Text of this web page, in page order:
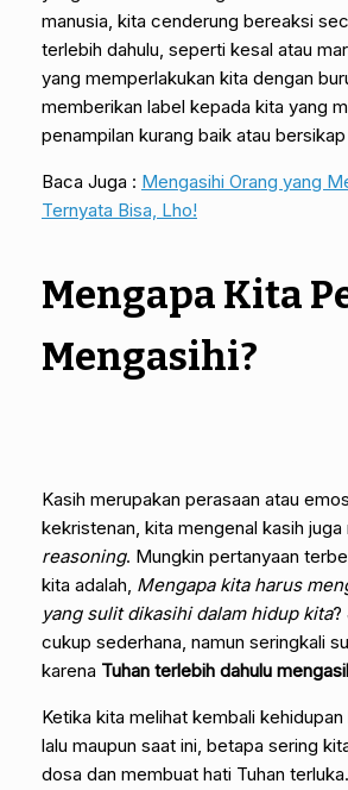
manusia, kita cenderung bereaksi
terlebih dahulu, seperti kesal atau
yang memperlakukan kita dengan
memberikan label kepada kita yang
penampilan kurang baik atau
Baca Juga : Mengasihi Orang yang
Ternyata Bisa, Lho!
Mengapa Kita
Mengasihi?
Kasih merupakan perasaan atau
kekristenan, kita mengenal kasih juga
reasoning. Mungkin pertanyaan
kita adalah, Mengapa kita harus
yang sulit dikasihi dalam hidup kita?
cukup sederhana, namun seringkali
karena Tuhan terlebih dahulu
Ketika kita melihat kembali
lalu maupun saat ini, betapa sering
dosa dan membuat hati Tuhan